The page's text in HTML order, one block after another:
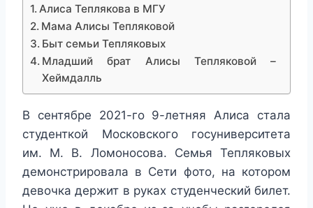
Алиса Теплякова в МГУ
Мама Алисы Тепляковой
Быт семьи Тепляковых
Младший брат Алисы Тепляковой –
Хеймдалль
В сентябре 2021-го 9-летняя Алиса стала
студенткой Московского госуниверситета
им. М. В. Ломоносова. Семья Тепляковых
демонстрировала в Сети фото, на котором
девочка держит в руках студенческий билет.